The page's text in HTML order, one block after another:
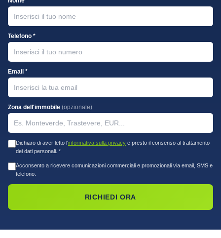
Telefono *
Email *
Zona dell'immobile (opzionale)
Dichiaro di aver letto l'informativa sulla privacy e presto il consenso al trattamento
dei dati personali. *
Acconsento a ricevere comunicazioni commerciali e promozionali via email, SMS e
telefono.
RICHIEDI ORA